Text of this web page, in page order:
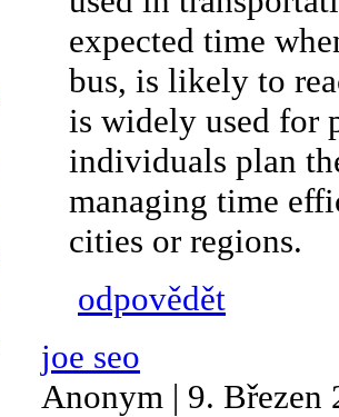
expected time
bus, is likely to
is widely used for
individuals plan
managing time
cities or regions.
odpovědět
joe seo
Anonym | 9. Březen